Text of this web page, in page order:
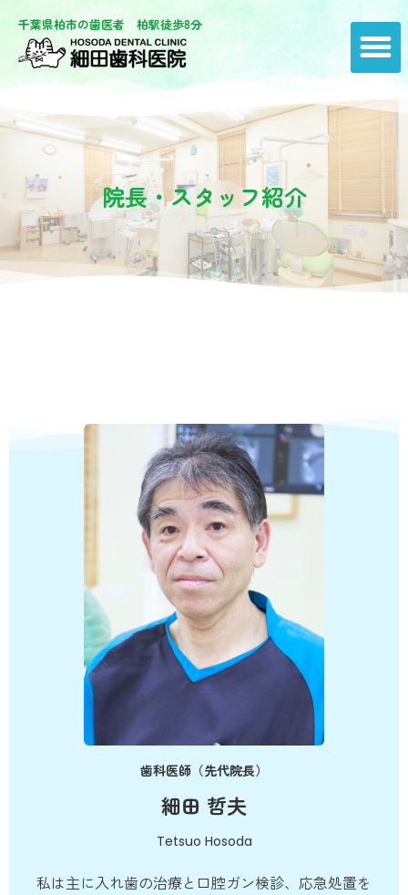
千葉県柏市の歯医者 柏駅徒歩8分
院長・スタッフ紹介
歯科医師（先代院長）
細田 哲夫
Tetsuo Hosoda
私は主に入れ歯の治療と口腔ガン検診、応急処置を